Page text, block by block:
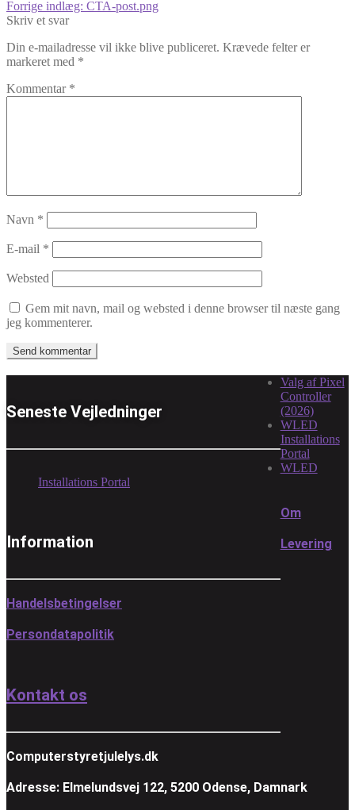
Forrige indlæg: CTA-post.png
Skriv et svar
Din e-mailadresse vil ikke blive publiceret. Krævede felter er
markeret med *
Kommentar *
Navn *
E-mail *
Websted
Gem mit navn, mail og websted i denne browser til næste gang
jeg kommenterer.
Seneste Vejledninger
Valg af Pixel
Controller
(2026)
WLED
Installations
Portal
WLED
Installations Portal
Information
Om
Levering
Handelsbetingelser
Persondatapolitik
Kontakt os
Computerstyretjulelys.dk
Adresse: Elmelundsvej 122, 5200 Odense, Damnark